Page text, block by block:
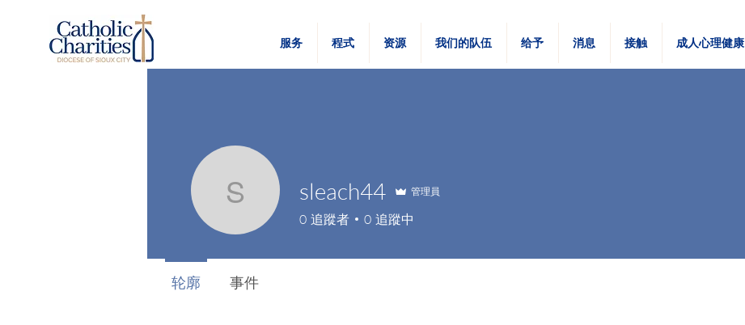
服务 程式 资源 我们的队伍 给予 消息 接触 成人心理健康
sleach44
sleach44 管理員
0 追蹤者 0 追蹤中
轮廓 事件